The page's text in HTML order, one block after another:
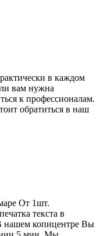
в каждом
вам нужна
к профессионалам.
обратиться в наш
От 1шт.
текста в
нашем копицентре Вы